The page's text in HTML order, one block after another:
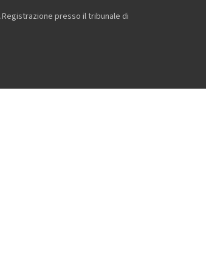
.Registrazione presso il tribunale di